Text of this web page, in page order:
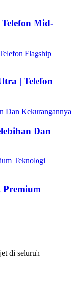
Telefon Mid-
| Telefon
Dan
di seluruh